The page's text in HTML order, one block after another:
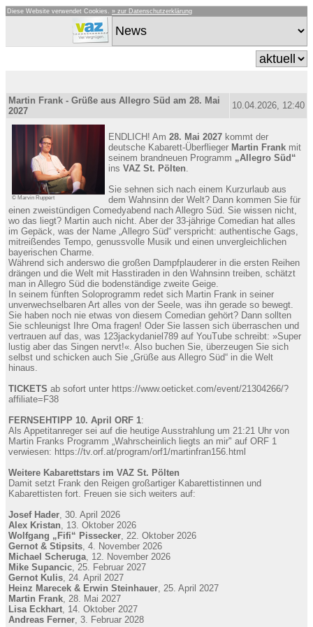
Diese Website verwendet Cookies. » zur Datenschutzerklärung
Martin Frank - Grüße aus Allegro Süd am 28. Mai
2027
10.04.2026, 12:40
© Marvin Ruppert
ENDLICH! Am28. Mai 2027 kommt der
deutsche Kabarett-Überflieger Martin Frank mit
seinem brandneuen Programm „Allegro Süd“
insVAZ St. Pölten.
Sie sehnen sich nach einem Kurzurlaub aus
dem Wahnsinn der Welt? Dann kommen Sie für
einen zweistündigen Comedyabend nach Allegro Süd. Sie wissen nicht,
wo das liegt? Martin auch nicht. Aber der 33-jährige Comedian hat alles
im Gepäck, was der Name „Allegro Süd“ verspricht: authentische Gags,
mitreißendes Tempo, genussvolle Musik und einen unvergleichlichen
bayerischen Charme.
Während sich anderswo die großen Dampfplauderer in die ersten Reihen
drängen und die Welt mit Hasstiraden in den Wahnsinn treiben, schätzt
man in Allegro Süd die bodenständige zweite Geige.
In seinem fünften Soloprogramm redet sich Martin Frank in seiner
unverwechselbaren Art alles von der Seele, was ihn gerade so bewegt.
Sie haben noch nie etwas von diesem Comedian gehört? Dann sollten
Sie schleunigst Ihre Oma fragen! Oder Sie lassen sich überraschen und
vertrauen auf das, was 123jackydaniel789 auf YouTube schreibt: »Super
lustig aber das Singen nervt!«. Also buchen Sie, überzeugen Sie sich
selbst und schicken auch Sie „Grüße aus Allegro Süd“ in die Welt
hinaus.
TICKETS ab sofort unter https://www.oeticket.com/event/21304266/?
affiliate=F38
FERNSEHTIPP 10. April ORF 1:
Als Appetitanreger sei auf die heutige Ausstrahlung um 21:21 Uhr von
Martin Franks Programm „Wahrscheinlich liegts an mir" auf ORF 1
verwiesen: https://tv.orf.at/program/orf1/martinfran156.html
Weitere Kabarettstars im VAZ St. Pölten
Damit setzt Frank den Reigen großartiger Kabarettistinnen und
Kabarettisten fort. Freuen sie sich weiters auf:
Josef Hader, 30. April 2026
Alex Kristan, 13. Oktober 2026
Wolfgang „Fifi“ Pissecker, 22. Oktober 2026
Gernot & Stipsits, 4. November 2026
Michael Scheruga, 12. November 2026
Mike Supancic, 25. Februar 2027
Gernot Kulis, 24. April 2027
Heinz Marecek & Erwin Steinhauer, 25. April 2027
Martin Frank, 28. Mai 2027
Lisa Eckhart, 14. Oktober 2027
Andreas Ferner, 3. Februar 2028